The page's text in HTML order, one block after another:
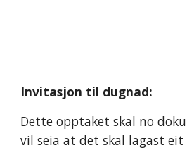
Invitasjon til dugnad:
Dette opptaket skal no
vil seia at det skal lagast eit